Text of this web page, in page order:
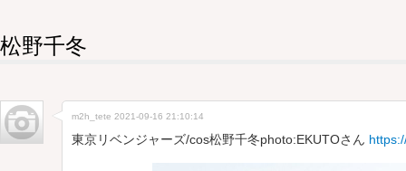
松野千冬
m2h_tete 2021-09-16 21:10:14
東京リベンジャーズ/cos松野千冬photo:EKUTOさん